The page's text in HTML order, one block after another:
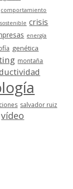
comportamiento
crisis
energía
genética
montaña
salvador ruiz
vídeo